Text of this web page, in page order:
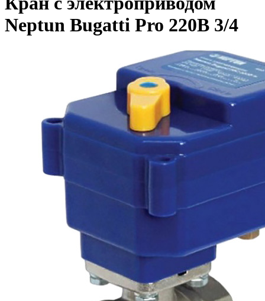
Neptun Bugatti Pro 220В 3/4